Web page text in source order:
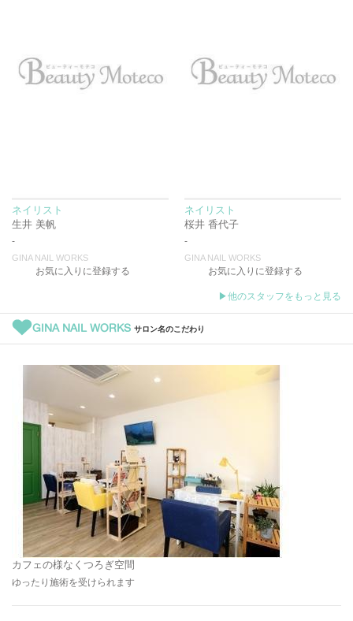
ネイリスト
生井 美帆
-
GINA NAIL WORKS
お気に入りに登録する
ネイリスト
桜井 香代子
-
GINA NAIL WORKS
お気に入りに登録する
▶他のスタッフをもっと見る
GINA NAIL WORKS サロン名のこだわり
カフェの様なくつろぎ空間
ゆったり施術を受けられます